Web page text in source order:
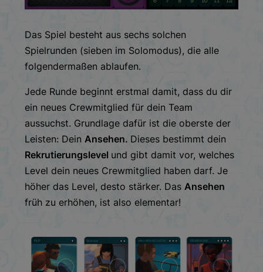
Das Spiel besteht aus sechs solchen
Spielrunden (sieben im Solomodus), die alle
folgendermaßen ablaufen.
Jede Runde beginnt erstmal damit, dass du dir
ein neues Crewmitglied für dein Team
aussuchst. Grundlage dafür ist die oberste der
Leisten: Dein Ansehen. Dieses bestimmt dein
Rekrutierungslevel und gibt damit vor, welches
Level dein neues Crewmitglied haben darf. Je
höher das Level, desto stärker. Das Ansehen
früh zu erhöhen, ist also elementar!